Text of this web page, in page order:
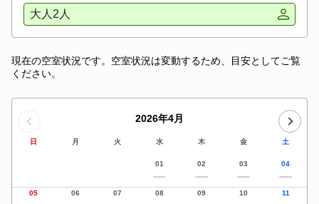
大人2人
現在の空室状況です。空室状況は変動するため、目安としてご覧
ください。
2026年4月
日 月 火 水 木 金 土
01 02 03 04
05 06 07 08 09 10 11